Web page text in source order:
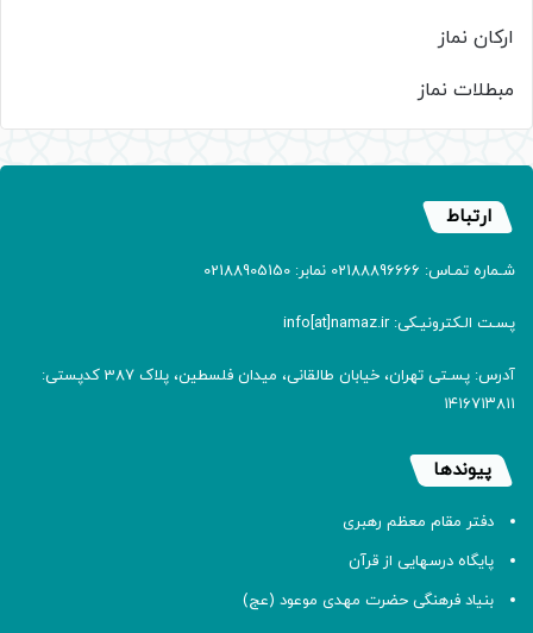
ارکان نماز
مبطلات نماز
ارتباط
شـماره تمـاس: 02188896666 نمابر: 02188905150
پسـت الـکترونیـکی: info[at]namaz.ir
آدرس: پسـتی تهران، خیابان طالقانی، میدان فلسطین، پلاک 387 کدپستی:
۱۴۱۶۷۱۳۸۱۱
پیوندها
دفتر مقام معظم رهبری
پایگاه درسهایی از قرآن
بنیاد فرهنگی حضرت مهدی موعود (عج)